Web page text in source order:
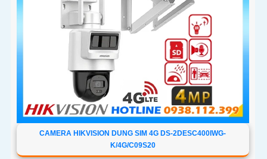
CAMERA HIKVISION DUNG SIM 4G DS-2DESC400IWG-
K/4G/C09S20